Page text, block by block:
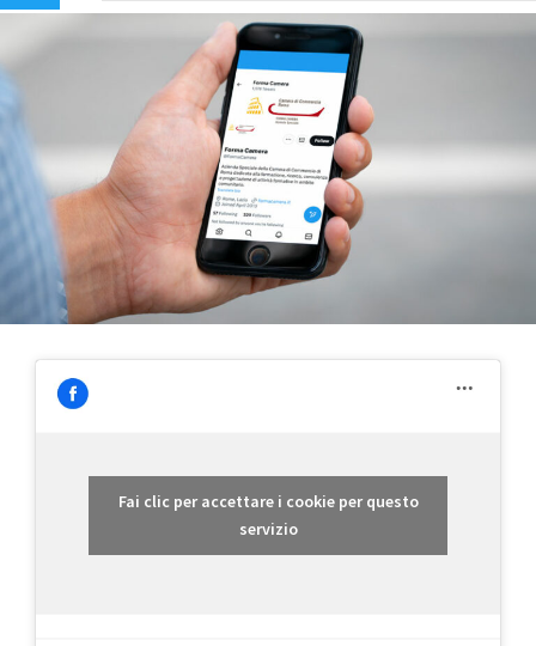
Fai clic per accettare i cookie per questo
servizio